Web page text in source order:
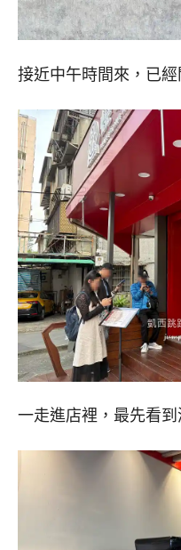
接近中午時間來，已
一走進店裡，最先看